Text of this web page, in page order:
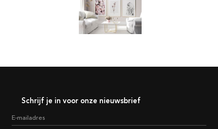
Schrijf je in voor onze nieuwsbrief
E-mailadres